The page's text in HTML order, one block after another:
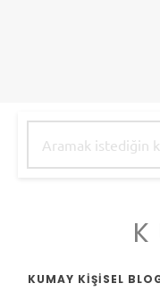
KUMAY KİŞİSEL